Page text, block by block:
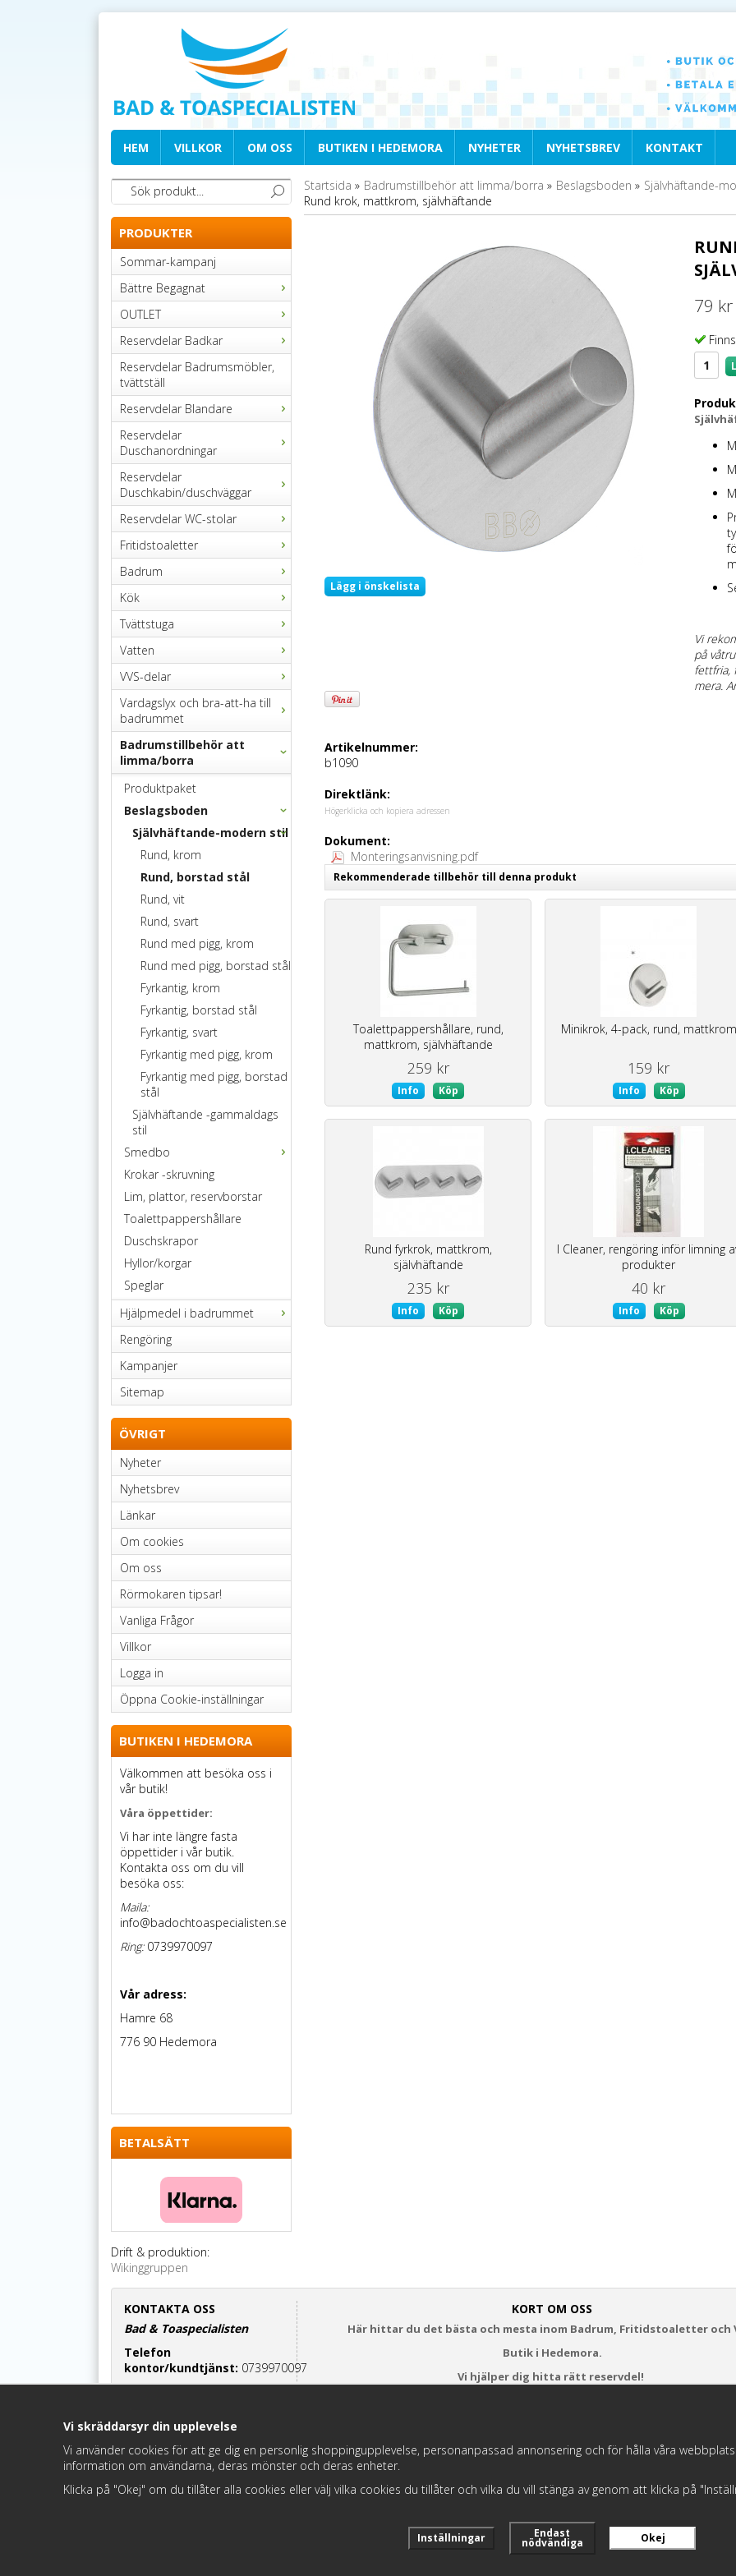
HEM VILLKOR OM OSS BUTIKEN I HEDEMORA NYHETER NYHETSBREV KONTAKT
PRODUKTER
Sommar-kampanj
Bättre Begagnat
OUTLET
Reservdelar Badkar
Reservdelar Badrumsmöbler,
tvättställ
Reservdelar Blandare
Reservdelar
Duschanordningar
Reservdelar
Duschkabin/duschväggar
Reservdelar WC-stolar
Fritidstoaletter
Badrum
Kök
Tvättstuga
Vatten
VVS-delar
Vardagslyx och bra-att-ha till
badrummet
Badrumstillbehör att
limma/borra
Produktpaket
Beslagsboden
Självhäftande-modern stil
Rund, krom
Rund, borstad stål
Rund, vit
Rund, svart
Rund med pigg, krom
Rund med pigg, borstad stål
Fyrkantig, krom
Fyrkantig, borstad stål
Fyrkantig, svart
Fyrkantig med pigg, krom
Fyrkantig med pigg, borstad
stål
Självhäftande -gammaldags
stil
Smedbo
Krokar -skruvning
Lim, plattor, reservborstar
Toalettpappershållare
Duschskrapor
Hyllor/korgar
Speglar
Hjälpmedel i badrummet
Rengöring
Kampanjer
Sitemap
ÖVRIGT
Nyheter
Nyhetsbrev
Länkar
Om cookies
Om oss
Rörmokaren tipsar!
Vanliga Frågor
Villkor
Logga in
Öppna Cookie-inställningar
BUTIKEN I HEDEMORA
Välkommen att besöka oss i
vår butik!
Våra öppettider:
Vi har inte längre fasta
öppettider i vår butik.
Kontakta oss om du vill
besöka oss:
Maila:
info@badochtoaspecialisten.se
Ring:0739970097
Vår adress:
Hamre 68
776 90 Hedemora
BETALSÄTT
Drift & produktion:
Wikinggruppen
Startsida » Badrumstillbehör att limma/borra » Beslagsboden » Självhäftande-
Rund krok, mattkrom, självhäftande
Lägg i önskelista
Artikelnummer:
b1090
Direktlänk:
Högerklicka och kopiera adressen
Dokument:
Monteringsanvisning.pdf
79 kr
Vi
på
fettfria,
mera.
Rekommenderade tillbehör till denna produkt
Toalettpappershållare, rund,
mattkrom, självhäftande
259 kr
Info Köp
Minikrok, 4-pack, rund, mattkrom
159 kr
Info Köp
Rund fyrkrok, mattkrom,
självhäftande
235 kr
Info Köp
I Cleaner, rengöring inför limning
produkter
40 kr
Info Köp
KONTAKTA OSS
Bad & Toaspecialisten
Telefon
kontor/kundtjänst: 0739970097
Maila oss:
info@badochtoaspecialisten.se
Besök oss:Hamre 68,
Hedemora
KORT OM OSS
Här hittar du det bästa och mesta inom Badrum, Fritidstoaletter och
Butik i Hedemora.
Vi hjälper dig hitta rätt reservdel!
Vi skräddarsyr din upplevelse
Vi använder cookies för att ge dig en personlig shoppingupplevelse, personanpassad annonsering och för hålla våra
information om användarna, deras mönster och deras enheter.
Klicka på "Okej" om du tillåter alla cookies eller välj vilka cookies du tillåter och vilka du vill stänga av genom att klicka på
Inställningar Endast
nödvändiga Okej